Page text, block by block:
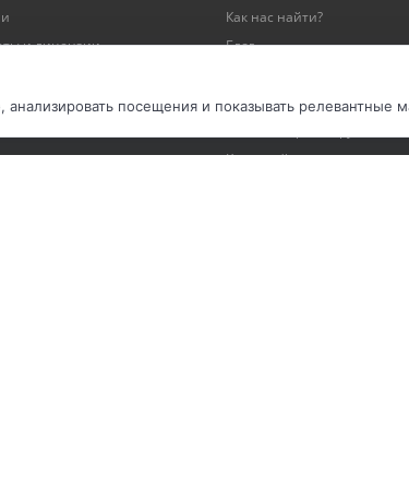
и лицензии
письма
Как нас найти?
Блог
Наши проекты
Карта сайта
посещения и показывать релевантные